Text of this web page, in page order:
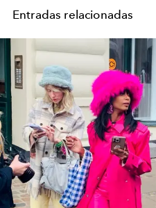
Entradas relacionadas